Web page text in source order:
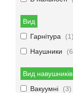
Вид
Гарнітура
1
Наушники
6
Вид навушників
Вакуумні
3